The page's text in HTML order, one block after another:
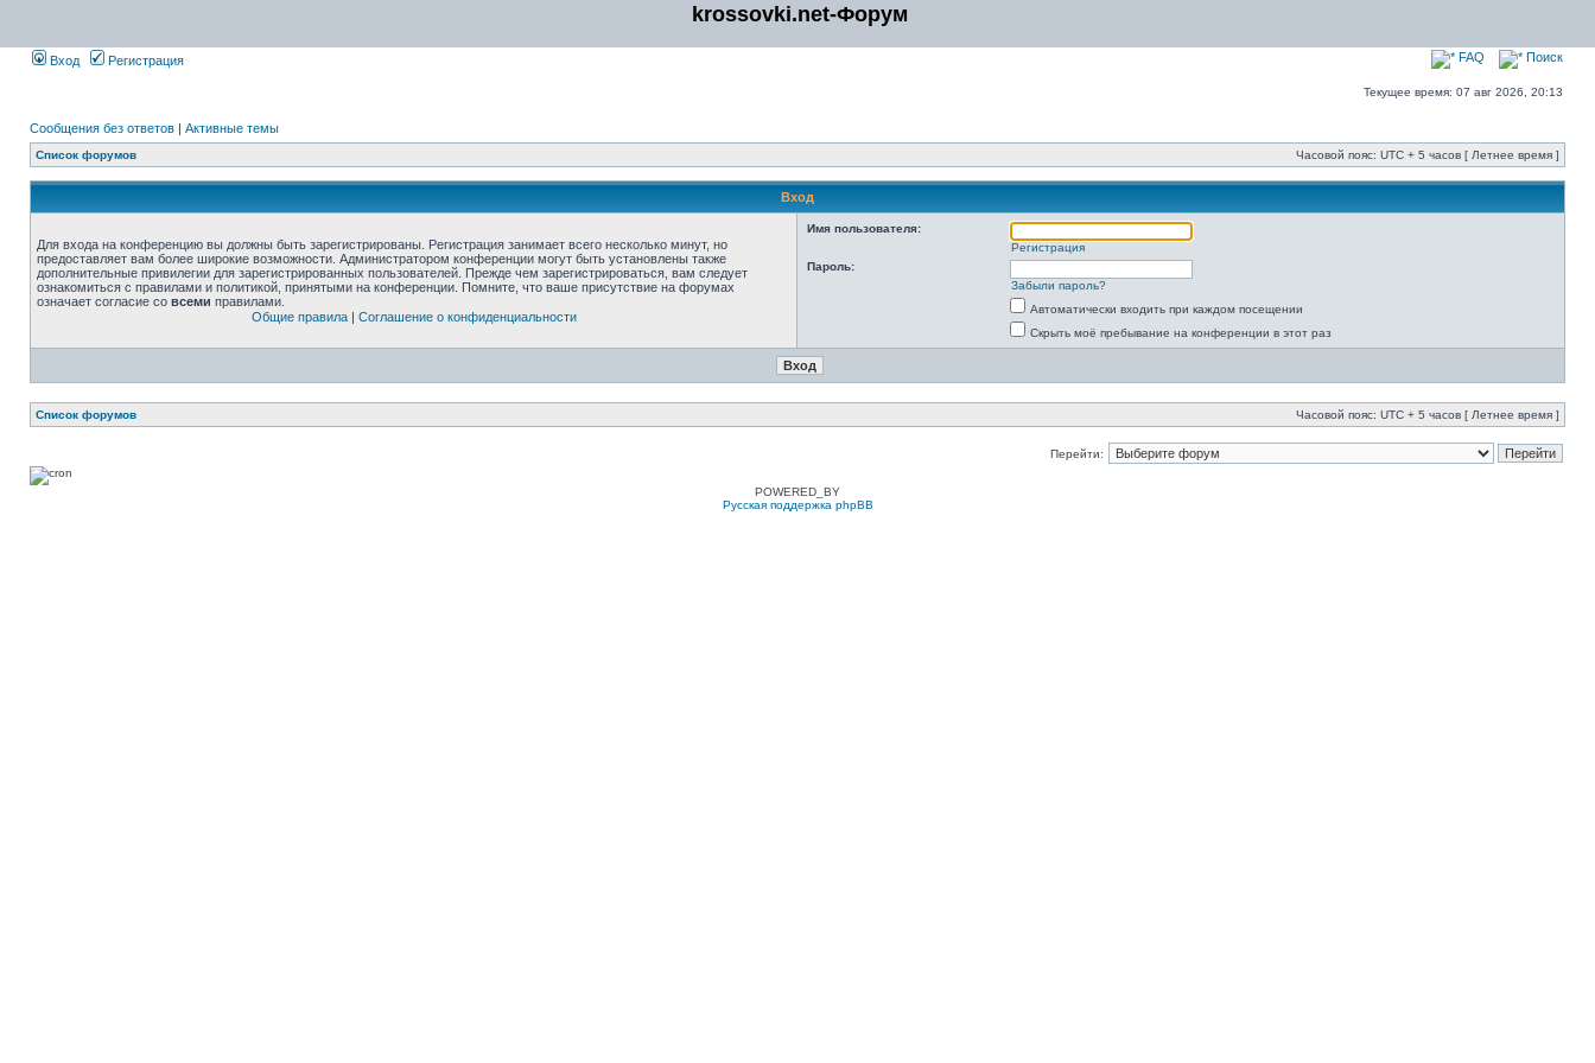
krossovki.net-Форум
Вход Регистрация FAQ Поиск
Текущее время: 07 авг 2026, 20:13
Сообщения без ответов | Активные темы
Список форумов Часовой пояс: UTC + 5 часов [ Летнее время ]
Вход
Для входа на конференцию вы должны быть зарегистрированы. Регистрация занимает всего несколько минут, но
предоставляет вам более широкие возможности. Администратором конференции могут быть установлены также
дополнительные привилегии для зарегистрированных пользователей. Прежде чем зарегистрироваться, вам следует
ознакомиться с правилами и политикой, принятыми на конференции. Помните, что ваше присутствие на форумах
означает согласие со всеми правилами.
Общие правила| Соглашение о конфиденциальности
Имя пользователя:
Регистрация
Пароль:
Забыли пароль?
Автоматически входить при каждом посещении
Скрыть моё пребывание на конференции в этот раз
Список форумов Часовой пояс: UTC + 5 часов [ Летнее время ]
Перейти:
POWERED_BY
Русская поддержка phpBB